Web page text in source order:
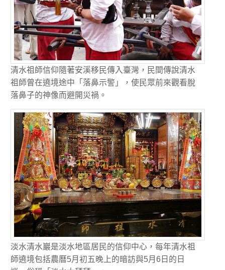
清水祖師信仰隨著安溪移民傳入臺灣，民間傳說清水
祖師曾在遶境途中「落鼻示警」，使民眾前來觀看脫
落鼻子的神像而避開災禍。
淡水清水巖是淡水地區居民的信仰中心，每年清水祖
師遶境包括農曆5月初五晚上的暗訪與5月6日的日